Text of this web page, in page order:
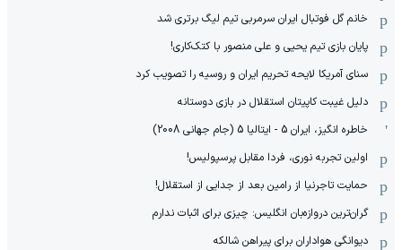
خانم گل فوتبال ایران سرمربی تیم لیگ برتری شد
پایان بازی تیم یحیی و علی منصور با کتک‌کاری!
سنای آمریکا لایحه تحریم ایران و روسیه را تصویب کرد
دلیل غیبت کاپیتان استقلال در بازی دوستانه
خاطره انگیز، ایران 5 - ایتالیا 5 (جام جهانی 2008)
اولین تجربه نوری، فردا مقابل پرسپولیس!
حمایت تاجرنیا از رامین بعد از جدایی از استقلال!
گران‌ترین دروازه‌بان انگلیس: چیزی برای اثبات ندارم
دیوانگی هواداران برای پیراهن شالکه